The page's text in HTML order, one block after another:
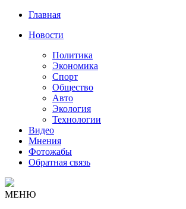
Главная
Новости
Политика
Экономика
Спорт
Общество
Авто
Экология
Технологии
Видео
Мнения
Фотожабы
Обратная связь
МЕНЮ